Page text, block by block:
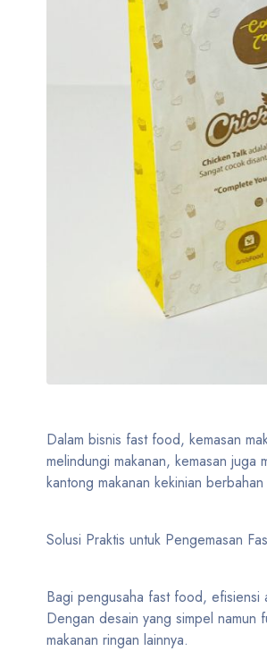
Dalam bisnis fast food, kemasan
melindungi makanan, kemasan juga
kantong makanan kekinian
Solusi Praktis untuk Pengemasan
Bagi pengusaha fast food, efisiensi
Dengan desain yang simpel
makanan ringan lainnya.